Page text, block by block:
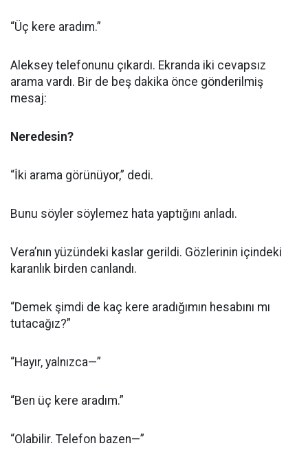
“Üç kere aradım.”
Aleksey telefonunu çıkardı. Ekranda iki cevapsız
arama vardı. Bir de beş dakika önce gönderilmiş
mesaj:
Neredesin?
“İki arama görünüyor,” dedi.
Bunu söyler söylemez hata yaptığını anladı.
Vera’nın yüzündeki kaslar gerildi. Gözlerinin içindeki
karanlık birden canlandı.
“Demek şimdi de kaç kere aradığımın hesabını mı
tutacağız?”
“Hayır, yalnızca—”
“Ben üç kere aradım.”
“Olabilir. Telefon bazen—”